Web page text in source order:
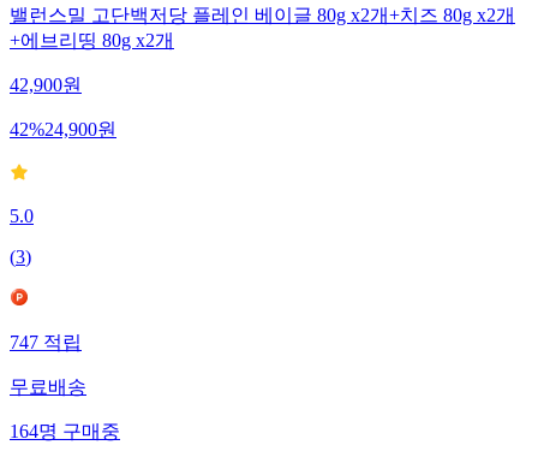
밸런스밀 고단백저당 플레인 베이글 80g x2개+치즈 80g x2개
+에브리띵 80g x2개
42,900원
42%24,900원
5.0
(3)
747적립
무료배송
164명구매중